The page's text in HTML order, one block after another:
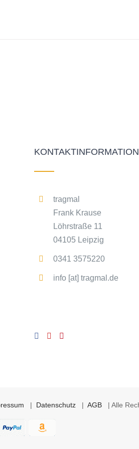
tragmal
Frank Krause
Löhrstraße 11
04105 Leipzig
0341 3575220
info [at] tragmal.de
| Datenschutz | AGB | Alle